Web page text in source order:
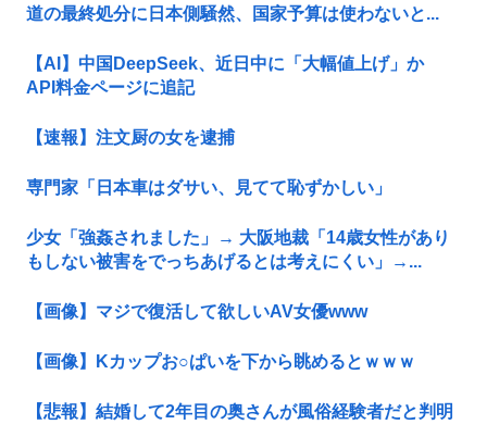
道の最終処分に日本側騒然、国家予算は使わないと...
【AI】中国DeepSeek、近日中に「大幅値上げ」か
API料金ページに追記
【速報】注文厨の女を逮捕
専門家「日本車はダサい、見てて恥ずかしい」
少女「強姦されました」→ 大阪地裁「14歳女性があり
もしない被害をでっちあげるとは考えにくい」→...
【画像】マジで復活して欲しいAV女優www
【画像】Kカップお○ぱいを下から眺めるとｗｗｗ
【悲報】結婚して2年目の奥さんが風俗経験者だと判明